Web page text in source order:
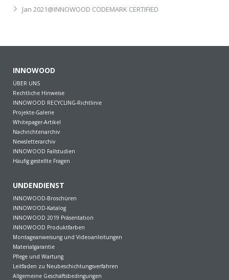
Jan 2021@INNOWOOD CODEMARK CERTIFIED
INNOWOOD
ÜBER UNS
Rechtliche Hinweise
INNOWOOD RECYCLING-Richtlinie
Projekte-Galerie
Whitepager-Artikel
Nachrichtenarchiv
Newsletterarchiv
INNOWOOD Fallstudien
Häufig gestellte Fragen
UNDENDIENST
INNOWOOD-Broschüren
INNOWOOD-Katalog
INNOWOOD 2019 Präsentation
INNOWOOD Produktfarben
Montageanweisung und Videoanleitungen
Materialgarantie
Pflege und Wartung
Leitfaden zu Neubeschichtungsverfahren
Allgemeine Geschäftsbedingungen